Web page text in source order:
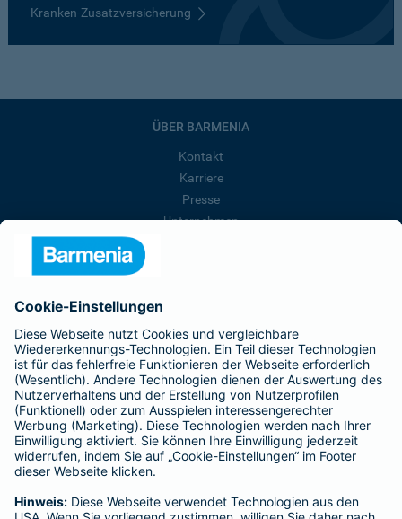
Kranken-Zusatzversicherung
ÜBER BARMENIA
Kontakt
Karriere
Presse
Unternehmen
Affiliate-Partner werden
Kranken-Zusatzversicherung
Tierversicherungen
Haftpflichtversicherung
Hausratversicherung
SERVICE
Schaden melden